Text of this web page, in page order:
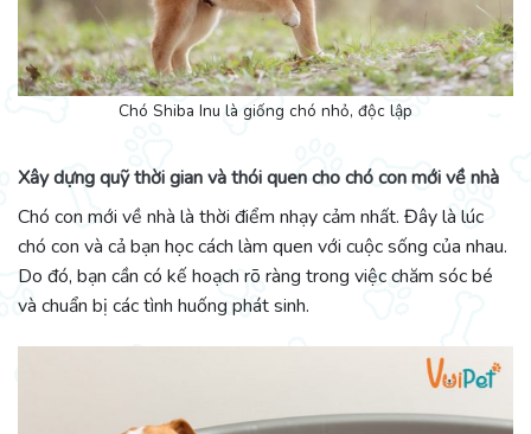
Chó Shiba Inu là giống chó nhỏ, độc lập
Xây dựng quỹ thời gian và thói quen cho chó con mới về nhà
Chó con mới về nhà là thời điểm nhạy cảm nhất. Đây là lúc
chó con và cả bạn học cách làm quen với cuộc sống của nhau.
Do đó, bạn cần có kế hoạch rõ ràng trong việc chăm sóc bé
và chuẩn bị các tình huống phát sinh.